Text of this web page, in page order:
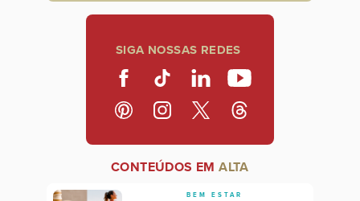
SIGA NOSSAS REDES
CONTEÚDOS EMALTA
BEM ESTAR